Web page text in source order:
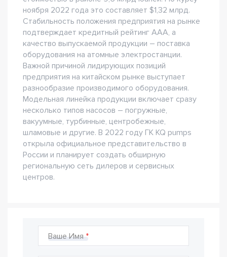
ноября 2022 года это составляет $1,32 млрд.
Стабильность положения предприятия на рынке
подтверждает кредитный рейтинг ААА, а
качество выпускаемой продукции – поставка
оборудования на атомные электростанции.
Важной причиной лидирующих позиций
предприятия на китайском рынке выступает
разнообразие производимого оборудования.
Модельная линейка продукции включает сразу
несколько типов насосов – погружные,
вакуумные, турбинные, центробежные,
шламовые и другие. В 2022 году ГК KQ pumps
открыла официальное представительство в
России и планирует создать обширную
региональную сеть дилеров и сервисных
центров.
Ваше Имя